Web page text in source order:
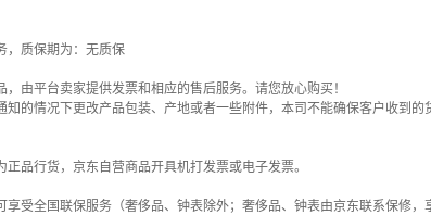
，质保期为：无质保
由平台卖家提供发票和相应的售后服务。请您放心购买！
知的情况下更改产品包装、产地或者一些附件，本司不能确保客户收到
品行货，京东自营商品开具机打发票或电子发票。
享受全国联保服务（奢侈品、钟表除外；奢侈品、钟表由京东联系保修